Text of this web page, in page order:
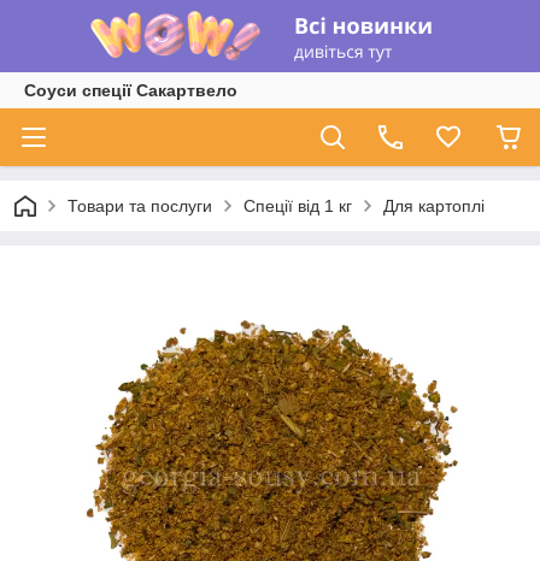
Соуси спеції Сакартвело
Товари та послуги Спеції від 1 кг Для картоплі